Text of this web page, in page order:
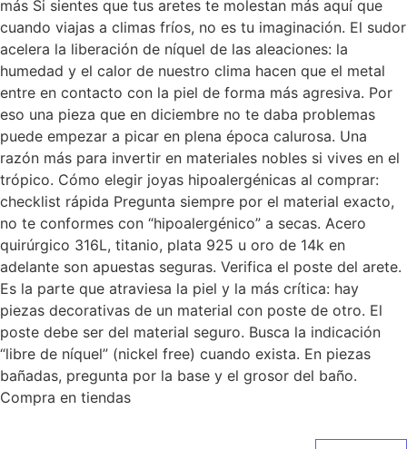
más Si sientes que tus aretes te molestan más aquí que
cuando viajas a climas fríos, no es tu imaginación. El sudor
acelera la liberación de níquel de las aleaciones: la
humedad y el calor de nuestro clima hacen que el metal
entre en contacto con la piel de forma más agresiva. Por
eso una pieza que en diciembre no te daba problemas
puede empezar a picar en plena época calurosa. Una
razón más para invertir en materiales nobles si vives en el
trópico. Cómo elegir joyas hipoalergénicas al comprar:
checklist rápida Pregunta siempre por el material exacto,
no te conformes con “hipoalergénico” a secas. Acero
quirúrgico 316L, titanio, plata 925 u oro de 14k en
adelante son apuestas seguras. Verifica el poste del arete.
Es la parte que atraviesa la piel y la más crítica: hay
piezas decorativas de un material con poste de otro. El
poste debe ser del material seguro. Busca la indicación
“libre de níquel” (nickel free) cuando exista. En piezas
bañadas, pregunta por la base y el grosor del baño.
Compra en tiendas